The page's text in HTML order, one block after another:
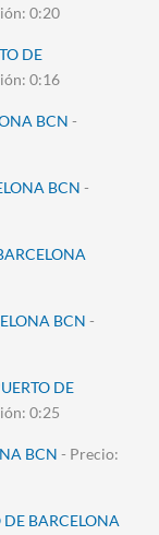
0:20
DE
0:16
BCN -
BCN -
BCN -
DE
0:25
BCN - Precio:
DE BARCELONA